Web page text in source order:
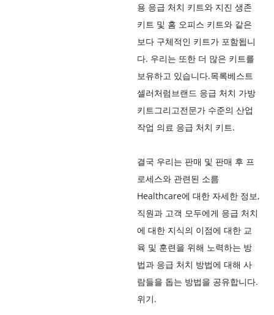
용 응급 처치 키트와 지진 생존
키트 및 홈 오피스 키트와 같은
보다 구체적인 키트가 포함됩니
다. 우리는 또한 더 많은 키트를
보유하고 있습니다.목록베스트
셀러처럼 브랜드 응급 처치 가방
키트 그리고전문가 수준의 산업
작업 의료 응급 처치 키트.
결국 우리는 판매 및 판매 후 프
로세스와 관련된 소름
Healthcare에 대한 자세한 정보,
직원과 고객 모두에게 응급 처치
에 대한 지식의 이점에 대한 교
육 및 훈련을 위해 노력하는 방
법과 응급 처치 방법에 대해 사
람들을 돕는 방법을 공유합니다.
위기.